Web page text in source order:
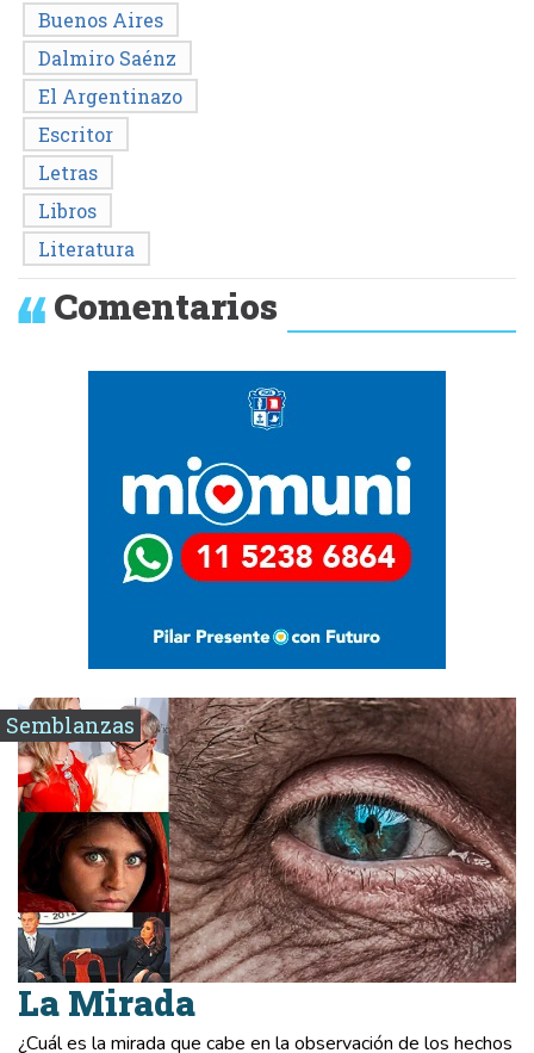
Buenos Aires
Dalmiro Saénz
El Argentinazo
Escritor
Letras
Libros
Literatura
Comentarios
Semblanzas
La Mirada
¿Cuál es la mirada que cabe en la observación de los hechos